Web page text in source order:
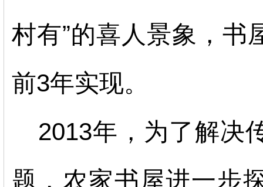
村有”的喜人景象，书
前3年实现。
2013年，为了解决
题，农家书屋进一步